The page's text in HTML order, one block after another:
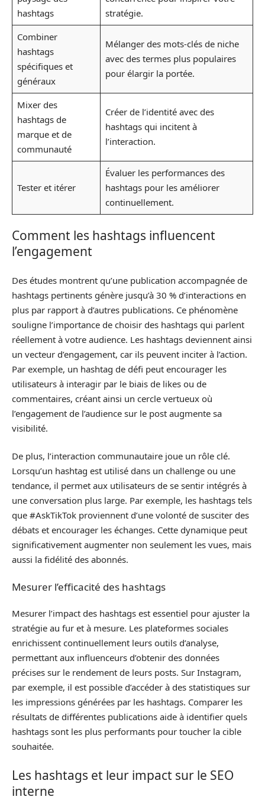
hashtags
stratégie.
Combiner
hashtags
spécifiques et
généraux
Mélanger des mots-clés de niche
avec des termes plus populaires
pour élargir la portée.
Mixer des
hashtags de
marque et de
communauté
Créer de l’identité avec des
hashtags qui incitent à
l’interaction.
Tester et itérer
Évaluer les performances des
hashtags pour les améliorer
continuellement.
Comment les hashtags influencent
l’engagement
Des études montrent qu’une publication accompagnée de
hashtags pertinents génère jusqu’à 30 % d’interactions en
plus par rapport à d’autres publications. Ce phénomène
souligne l’importance de choisir des hashtags qui parlent
réellement à votre audience. Les hashtags deviennent ainsi
un vecteur d’engagement, car ils peuvent inciter à l’action.
Par exemple, un hashtag de défi peut encourager les
utilisateurs à interagir par le biais de likes ou de
commentaires, créant ainsi un cercle vertueux où
l’engagement de l’audience sur le post augmente sa
visibilité.
De plus, l’interaction communautaire joue un rôle clé.
Lorsqu’un hashtag est utilisé dans un challenge ou une
tendance, il permet aux utilisateurs de se sentir intégrés à
une conversation plus large. Par exemple, les hashtags tels
que #AskTikTok proviennent d’une volonté de susciter des
débats et encourager les échanges. Cette dynamique peut
significativement augmenter non seulement les vues, mais
aussi la fidélité des abonnés.
Mesurer l’efficacité des hashtags
Mesurer l’impact des hashtags est essentiel pour ajuster la
stratégie au fur et à mesure. Les plateformes sociales
enrichissent continuellement leurs outils d’analyse,
permettant aux influenceurs d’obtenir des données
précises sur le rendement de leurs posts. Sur Instagram,
par exemple, il est possible d’accéder à des statistiques sur
les impressions générées par les hashtags. Comparer les
résultats de différentes publications aide à identifier quels
hashtags sont les plus performants pour toucher la cible
souhaitée.
Les hashtags et leur impact sur le SEO
interne